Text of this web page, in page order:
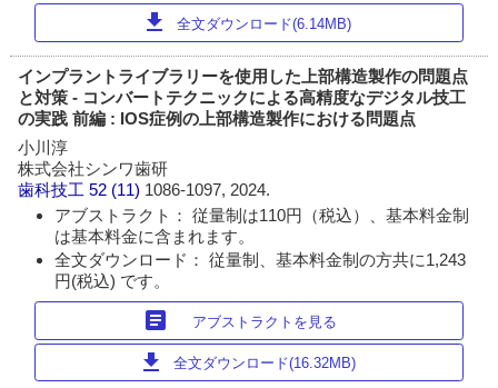
download 全文ダウンロード(6.14MB)
インプラントライブラリーを使用した上部構造製作の問題点
と対策 - コンバートテクニックによる高精度なデジタル技工
の実践 前編 : IOS症例の上部構造製作における問題点
小川淳
株式会社シンワ歯研
歯科技工 52 (11) 1086-1097, 2024.
アブストラクト： 従量制は110円（税込）、基本料金制
は基本料金に含まれます。
全文ダウンロード： 従量制、基本料金制の方共に1,243
円(税込) です。
article アブストラクトを見る
download 全文ダウンロード(16.32MB)